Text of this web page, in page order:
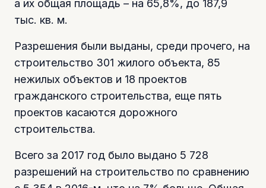
а их общая площадь – на 65,8%, до 187,9
тыс. кв. м.
Разрешения были выданы, среди прочего, на
строительство 301 жилого объекта, 85
нежилых объектов и 18 проектов
гражданского строительства, еще пять
проектов касаются дорожного
строительства.
Всего за 2017 год было выдано 5 728
разрешений на строительство по сравнению